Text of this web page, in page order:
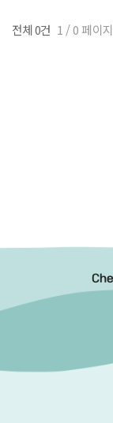
전체 0건 1 / 0 페이지